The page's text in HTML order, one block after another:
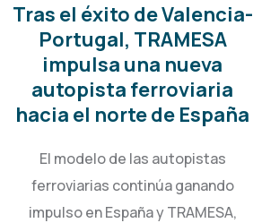
Tras el éxito de Valencia-
Portugal, TRAMESA
impulsa una nueva
autopista ferroviaria
hacia el norte de España
El modelo de las autopistas
ferroviarias continúa ganando
impulso en España y TRAMESA,